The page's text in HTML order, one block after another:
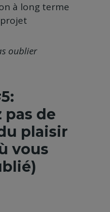
à long terme
oublier
pas de
plaisir
vous